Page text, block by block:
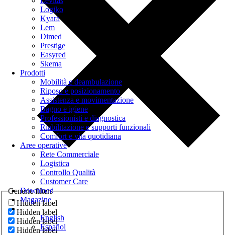
Generic filters
Hidden label
Hidden label
Hidden label
Hidden label
Logiko
Kyara
Lem
Dimed
Prestige
Easyred
Skema
Prodotti
Mobilità e deambulazione
Riposo e posizionamento
Assistenza e movimentazione
Bagno e igiene
Professionisti e diagnostica
Riabilitazione e supporti funzionali
Comfort e vita quotidiana
Aree operative
Rete Commerciale
Logistica
Controllo Qualità
Customer Care
Download
Magazine
English
Español